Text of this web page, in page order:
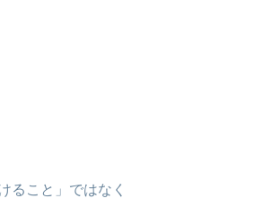
ること」ではなく